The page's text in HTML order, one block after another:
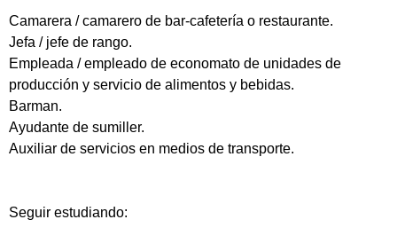
Camarera / camarero de bar-cafetería o restaurante.
Jefa / jefe de rango.
Empleada / empleado de economato de unidades de
producción y servicio de alimentos y bebidas.
Barman.
Ayudante de sumiller.
Auxiliar de servicios en medios de transporte.
Seguir estudiando: